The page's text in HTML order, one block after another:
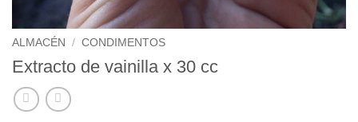
ALMACÉN / CONDIMENTOS
Extracto de vainilla x 30 cc